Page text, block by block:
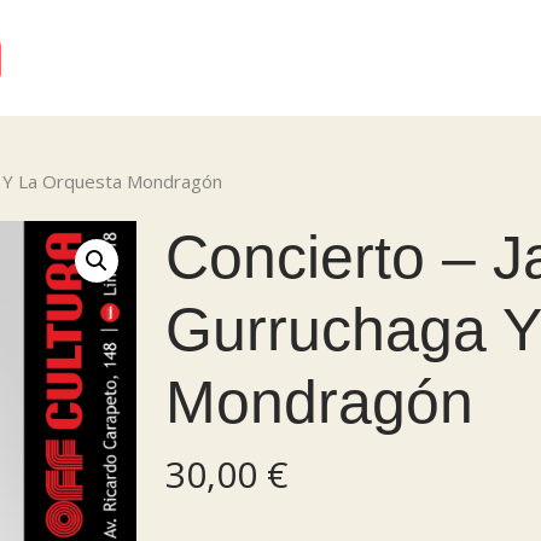
La Orquesta Mondragón
Concierto –
Gurruchaga
Mondragón
30,00 €